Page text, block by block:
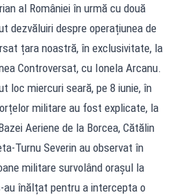
al României în urmă cu două
dezvăluiri despre operațiunea de
țara noastră, în exclusivitate, la
Controversat, cu Ionela Arcanu.
loc miercuri seară, pe 8 iunie, în
militare au fost explicate, la
Aeriene de la Borcea, Cătălin
Turnu Severin au observat în
militare survolând oraşul la
au înălțat pentru a intercepta o